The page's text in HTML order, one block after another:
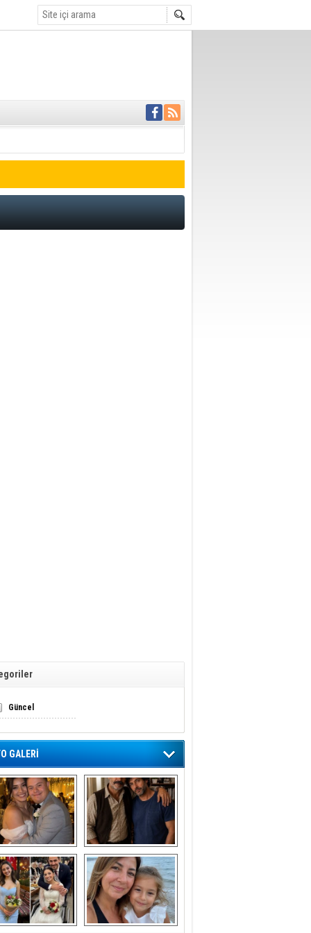
haber
Güncel
GALERİ
En Yakın
Arkadaşımla
Evlendim
Kayınbiraderim 11
Yıl Boyunca Bizden
Borç Aldı.